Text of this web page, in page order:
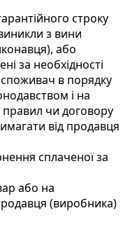
строку
з вини
або
за необхідності
в порядку
і на
правил чи договору
від продавця
сплаченої за
або на
(виробника)